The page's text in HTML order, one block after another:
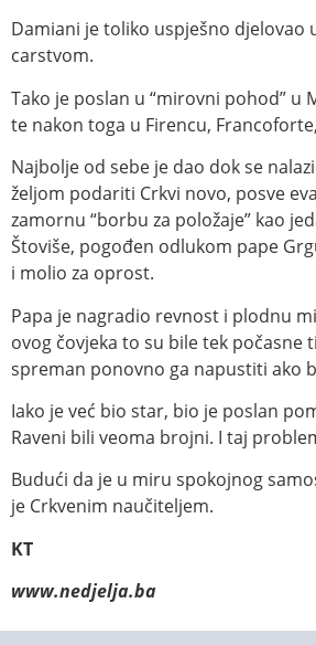
Damiani je toliko uspješno djelovao
carstvom.
Tako je poslan u “mirovni pohod”
te nakon toga u Firencu,
Najbolje od sebe je dao dok se
željom podariti Crkvi novo, posve
zamornu “borbu za položaje” kao
Štoviše, pogođen odlukom pape
i molio za oprost.
Papa je nagradio revnost i plodnu
ovog čovjeka to su bile tek počasne
spreman ponovno ga napustiti ako
Iako je već bio star, bio je poslan
Raveni bili veoma brojni. I taj
Budući da je u miru spokojnog
je Crkvenim naučiteljem.
KT
www.nedjelja.ba